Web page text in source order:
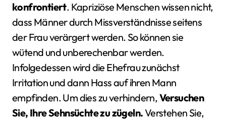
konfrontiert. Kapriziöse Menschen wissen nicht,
dass Männer durch Missverständnisse seitens
der Frau verärgert werden. So können sie
wütend und unberechenbar werden.
Infolgedessen wird die Ehefrau zunächst
Irritation und dann Hass auf ihren Mann
empfinden. Um dies zu verhindern,Versuchen
Sie, Ihre Sehnsüchte zu zügeln.Verstehen Sie,